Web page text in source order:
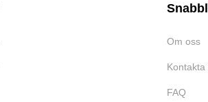
Om oss
Kontakta
FAQ